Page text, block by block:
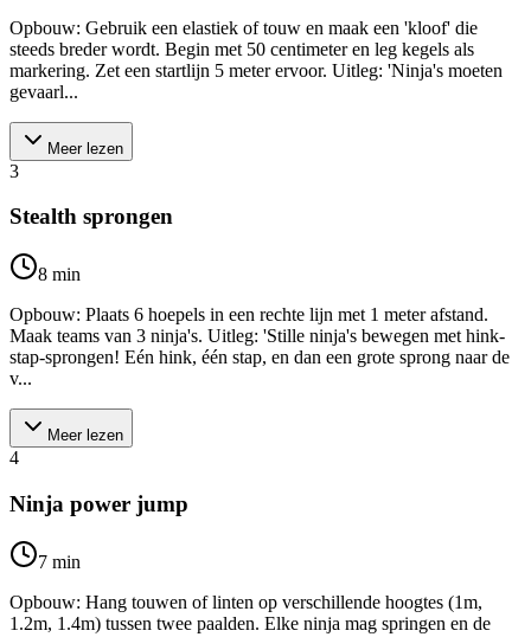
Opbouw: Gebruik een elastiek of touw en maak een 'kloof' die
steeds breder wordt. Begin met 50 centimeter en leg kegels als
markering. Zet een startlijn 5 meter ervoor. Uitleg: 'Ninja's moeten
gevaarl...
Meer lezen
3
Stealth sprongen
8 min
Opbouw: Plaats 6 hoepels in een rechte lijn met 1 meter afstand.
Maak teams van 3 ninja's. Uitleg: 'Stille ninja's bewegen met hink-
stap-sprongen! Eén hink, één stap, en dan een grote sprong naar de
v...
Meer lezen
4
Ninja power jump
7 min
Opbouw: Hang touwen of linten op verschillende hoogtes (1m,
1.2m, 1.4m) tussen twee paalden. Elke ninja mag springen en de